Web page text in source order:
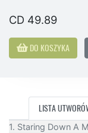
CD 49.89
DO KOSZYKA
LISTA
1. Staring Down A